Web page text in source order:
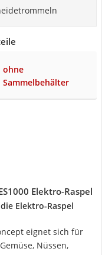
ohne
Sammelbehälter
Elektro-Raspel
Elektro-Raspel
eignet sich für
Nüssen,